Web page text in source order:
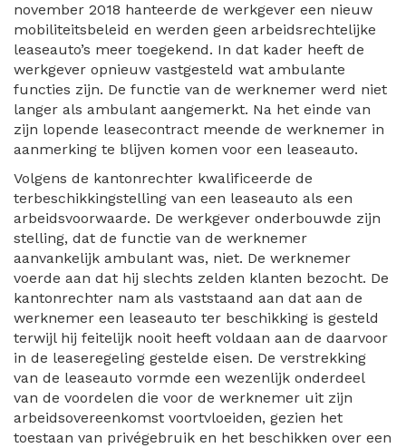
november 2018 hanteerde de werkgever een nieuw
mobiliteitsbeleid en werden geen arbeidsrechtelijke
leaseauto’s meer toegekend. In dat kader heeft de
werkgever opnieuw vastgesteld wat ambulante
functies zijn. De functie van de werknemer werd niet
langer als ambulant aangemerkt. Na het einde van
zijn lopende leasecontract meende de werknemer in
aanmerking te blijven komen voor een leaseauto.
Volgens de kantonrechter kwalificeerde de
terbeschikkingstelling van een leaseauto als een
arbeidsvoorwaarde. De werkgever onderbouwde zijn
stelling, dat de functie van de werknemer
aanvankelijk ambulant was, niet. De werknemer
voerde aan dat hij slechts zelden klanten bezocht. De
kantonrechter nam als vaststaand aan dat aan de
werknemer een leaseauto ter beschikking is gesteld
terwijl hij feitelijk nooit heeft voldaan aan de daarvoor
in de leaseregeling gestelde eisen. De verstrekking
van de leaseauto vormde een wezenlijk onderdeel
van de voordelen die voor de werknemer uit zijn
arbeidsovereenkomst voortvloeiden, gezien het
toestaan van privégebruik en het beschikken over een